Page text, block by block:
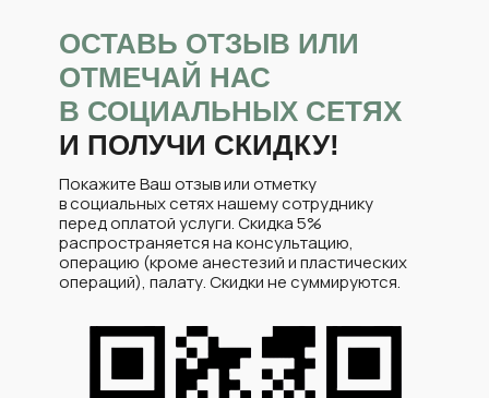
Покажите Ваш отзыв или отметку
в социальных сетях нашему сотруднику
перед оплатой услуги. Скидка 5%
распространяется на консультацию,
операцию (кроме анестезий и пластических
операций), палату. Скидки не суммируются.
ОСТАВЬ ОТЗЫВ ИЛИ
ОТМЕЧАЙ НАС
В СОЦИАЛЬНЫХ СЕТЯХ
И ПОЛУЧИ СКИДКУ!